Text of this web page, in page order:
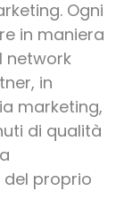
Ogni
in maniera
network
in
marketing,
di qualità
proprio